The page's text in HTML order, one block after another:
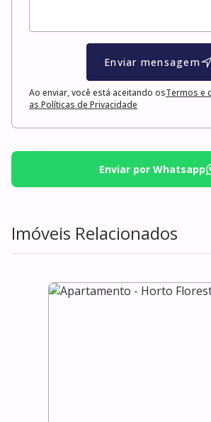
Enviar mensagem
Ao enviar, você está aceitando osTermos e
as Políticas de Privacidade
Enviar por Whatsapp
Imóveis Relacionados